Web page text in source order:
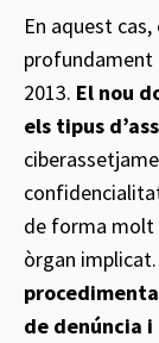
En aquest
profundament
2013. El nou
els tipus
de forma molt
òrgan implicat.
de denúncia